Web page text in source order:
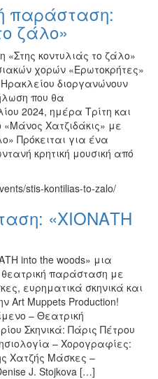
παράσταση:
ζάλο»
«Στης κοντυλιάς το ζάλο»
χορών «Ερωτοκρήτες»
διοργανώνουν
που θα
2024, ημέρα Τρίτη και
Χατζιδάκις» με
Πρόκειται για ένα
κρητική μουσική από
stis-kontilias-to-zalo/
«ΧΙΟΝΑΤΗ
into the woods» μια
παράσταση με
ευρηματικά σκηνικά και
Art Muppets Production!
– Θεατρική
Σκηνικά: Πάρις Πέτρου
– Χορογραφίες:
Χατζής Μάσκες –
J. Stojkova […]